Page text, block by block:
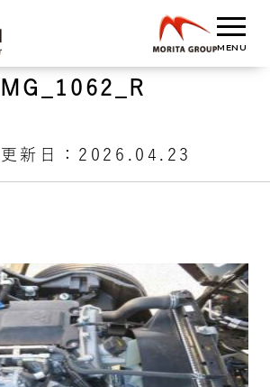
IMG_1062_R
更新日：2026.04.23